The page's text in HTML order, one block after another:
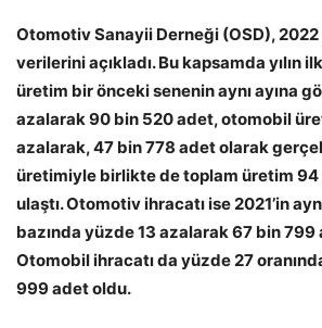
Otomotiv Sanayii Derneği (OSD), 2022
verilerini açıkladı. Bu kapsamda yılın
üretim bir önceki senenin aynı ayına
azalarak 90 bin 520 adet, otomobil
azalarak, 47 bin 778 adet olarak
üretimiyle birlikte de toplam üretim 94
ulaştı. Otomotiv ihracatı ise 2021’in
bazında yüzde 13 azalarak 67 bin
Otomobil ihracatı da yüzde 27
999 adet oldu.